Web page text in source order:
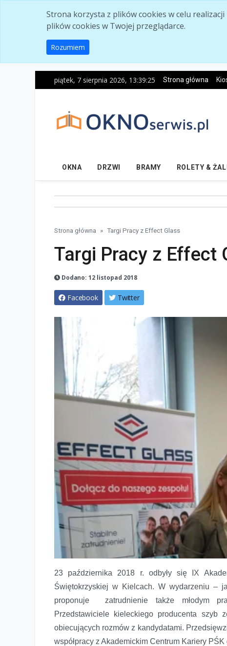
Strona korzysta z plików cookies w celu
plików cookies w Twojej przeglądarce.
Rozumiem
piątek, 7 sierpnia 2026, 13:39:26 Strona główna
OKNA DRZWI BRAMY ROLETY &
Strona główna Targi Pracy z Effect Glass
Targi Pracy z Effect
Dodano: 12 listopad 2018
Facebook Twitter
23 października 2018 r. odbyły się IX
Świętokrzyskiej w Kielcach. W wydarzeniu –
proponuje zatrudnienie także młodym
Przedstawiciele kieleckiego producenta szyb
obiecujących rozmów z kandydatami.
współpracy z Akademickim Centrum Kariery